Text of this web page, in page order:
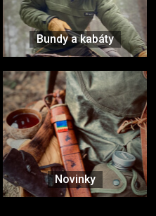
Bundy a kabáty
Novinky